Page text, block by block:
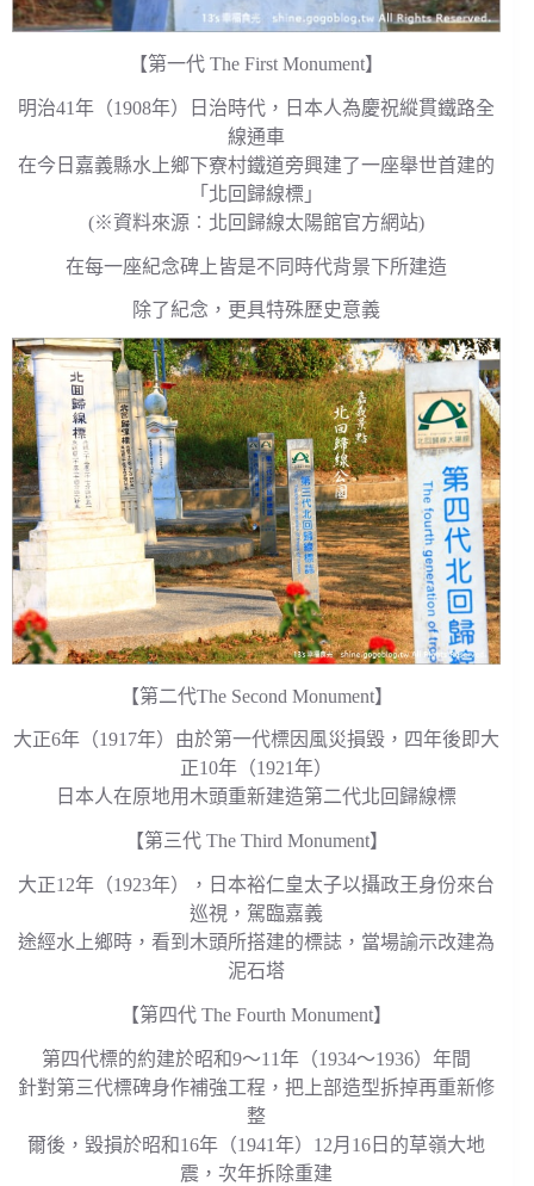
【第一代 The First Monument】
明治41年（1908年）日治時代，日本人為慶祝縱貫鐵路全
線通車
在今日嘉義縣水上鄉下寮村鐵道旁興建了一座舉世首建的
「北回歸線標」
(※資料來源︰北回歸線太陽館官方網站)
在每一座紀念碑上皆是不同時代背景下所建造
除了紀念，更具特殊歷史意義
【第二代The Second Monument】
大正6年（1917年）由於第一代標因風災損毀，四年後即大
正10年（1921年）
日本人在原地用木頭重新建造第二代北回歸線標
【第三代 The Third Monument】
大正12年（1923年），日本裕仁皇太子以攝政王身份來台
巡視，駕臨嘉義
途經水上鄉時，看到木頭所搭建的標誌，當場諭示改建為
泥石塔
【第四代 The Fourth Monument】
第四代標的約建於昭和9～11年（1934～1936）年間
針對第三代標碑身作補強工程，把上部造型拆掉再重新修
整
爾後，毀損於昭和16年（1941年）12月16日的草嶺大地
震，次年拆除重建